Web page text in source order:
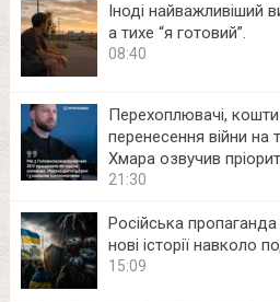
Іноді найважливіший
а тихе “я готовий”.
08:40
Перехоплювачі,
перенесення війни на
Хмара озвучив
21:30
Російська
нові історії навколо
15:09